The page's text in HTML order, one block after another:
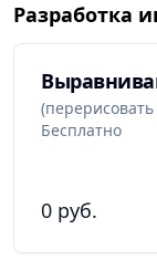
Разработка
Бесплатно
0 руб.